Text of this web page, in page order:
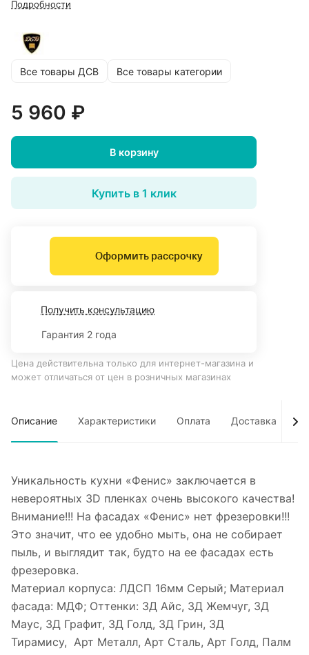
Подробности
Все товары ДСВ Все товары категории
5 960 ₽
В корзину
Купить в 1 клик
Оформить рассрочку
Получить консультацию
Гарантия 2 года
Цена действительна только для интернет-магазина и
может отличаться от цен в розничных магазинах
Описание Характеристики Оплата Доставка
Уникальность кухни «Фенис» заключается в
невероятных 3D пленках очень высокого качества!
Внимание!!! На фасадах «Фенис» нет фрезеровки!!!
Это значит, что ее удобно мыть, она не собирает
пыль, и выглядит так, будто на ее фасадах есть
фрезеровка.
Материал корпуса: ЛДСП 16мм Серый; Материал
фасада: МДФ; Оттенки: 3Д Айс, 3Д Жемчуг, 3Д
Маус, 3Д Графит, 3Д Голд, 3Д Грин, 3Д
Тирамису, Арт Металл, Арт Сталь, Арт Голд, Палм